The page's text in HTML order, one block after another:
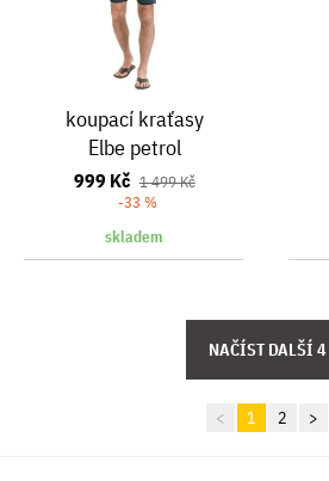
koupací kraťasy
Elbe petrol
999 Kč 1 499 Kč
-33 %
skladem
< 1 2 >